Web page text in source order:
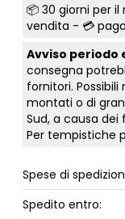
📦 30 giorni per il
vendita - 💳
Avviso periodo
consegna
fornitori.
montati o di
Sud, a causa
Per tempistiche
Spese di
Spedito entro: